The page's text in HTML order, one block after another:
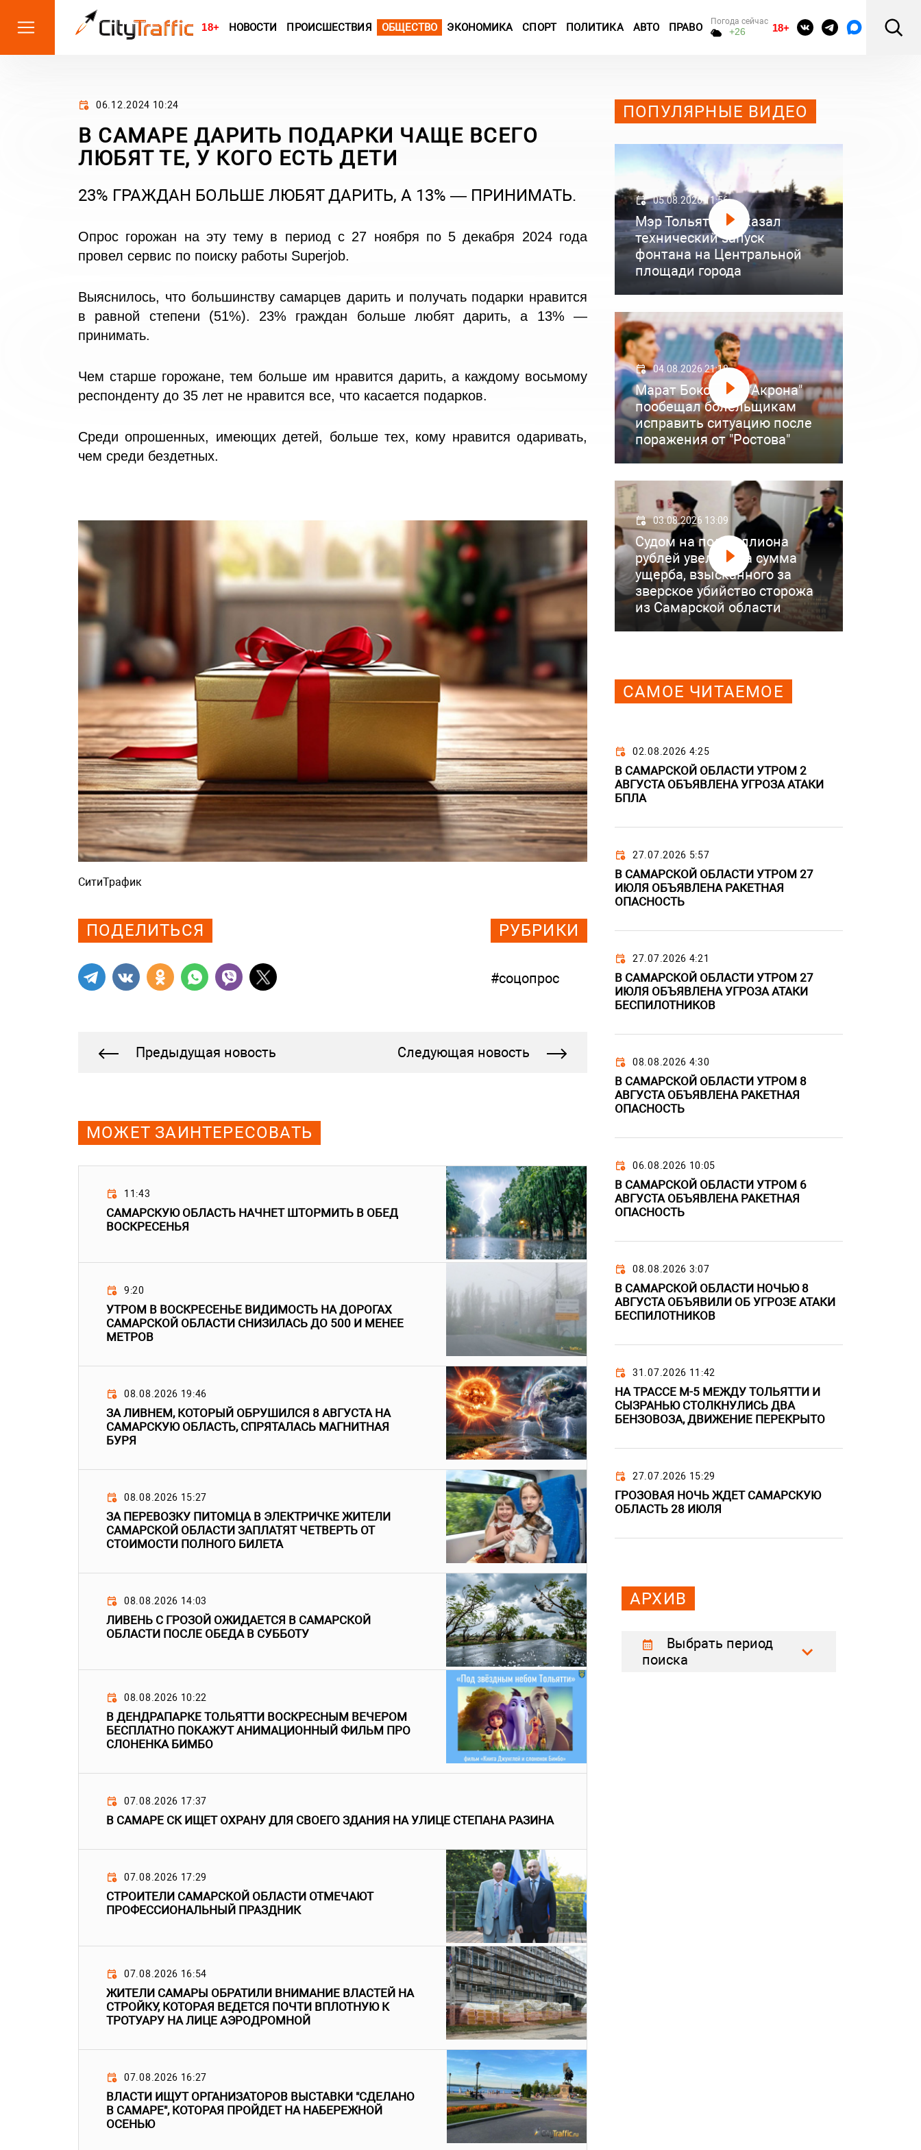
18+ НОВОСТИ ПРОИСШЕСТВИЯ ОБЩЕСТВО ЭКОНОМИКА СПОРТ ПОЛИТИКА АВТО ПРАВО Погода сейчас
+26 18+
06.12.2024 10:24
В САМАРЕ ДАРИТЬ ПОДАРКИ ЧАЩЕ ВСЕГО
ЛЮБЯТ ТЕ, У КОГО ЕСТЬ ДЕТИ
23% ГРАЖДАН БОЛЬШЕ ЛЮБЯТ ДАРИТЬ, А 13% — ПРИНИМАТЬ.
Опрос горожан на эту тему в период с 27 ноября по 5 декабря 2024 года
провел сервис по поиску работы Superjob.
Выяснилось, что большинству самарцев дарить и получать подарки нравится
в равной степени (51%). 23% граждан больше любят дарить, а 13% —
принимать.
Чем старше горожане, тем больше им нравится дарить, а каждому восьмому
респонденту до 35 лет не нравится все, что касается подарков.
Среди опрошенных, имеющих детей, больше тех, кому нравится одаривать,
чем среди бездетных.
СитиТрафик
ПОДЕЛИТЬСЯ РУБРИКИ
#соцопрос
Предыдущая новость Следующая новость
МОЖЕТ ЗАИНТЕРЕСОВАТЬ
11:43
САМАРСКУЮ ОБЛАСТЬ НАЧНЕТ ШТОРМИТЬ В ОБЕД
ВОСКРЕСЕНЬЯ
9:20
УТРОМ В ВОСКРЕСЕНЬЕ ВИДИМОСТЬ НА ДОРОГАХ
САМАРСКОЙ ОБЛАСТИ СНИЗИЛАСЬ ДО 500 И МЕНЕЕ
МЕТРОВ
08.08.2026 19:46
ЗА ЛИВНЕМ, КОТОРЫЙ ОБРУШИЛСЯ 8 АВГУСТА НА
САМАРСКУЮ ОБЛАСТЬ, СПРЯТАЛАСЬ МАГНИТНАЯ
БУРЯ
08.08.2026 15:27
ЗА ПЕРЕВОЗКУ ПИТОМЦА В ЭЛЕКТРИЧКЕ ЖИТЕЛИ
САМАРСКОЙ ОБЛАСТИ ЗАПЛАТЯТ ЧЕТВЕРТЬ ОТ
СТОИМОСТИ ПОЛНОГО БИЛЕТА
08.08.2026 14:03
ЛИВЕНЬ С ГРОЗОЙ ОЖИДАЕТСЯ В САМАРСКОЙ
ОБЛАСТИ ПОСЛЕ ОБЕДА В СУББОТУ
08.08.2026 10:22
В ДЕНДРАПАРКЕ ТОЛЬЯТТИ ВОСКРЕСНЫМ ВЕЧЕРОМ
БЕСПЛАТНО ПОКАЖУТ АНИМАЦИОННЫЙ ФИЛЬМ ПРО
СЛОНЕНКА БИМБО
07.08.2026 17:37
В САМАРЕ СК ИЩЕТ ОХРАНУ ДЛЯ СВОЕГО ЗДАНИЯ НА УЛИЦЕ СТЕПАНА РАЗИНА
07.08.2026 17:29
СТРОИТЕЛИ САМАРСКОЙ ОБЛАСТИ ОТМЕЧАЮТ
ПРОФЕССИОНАЛЬНЫЙ ПРАЗДНИК
07.08.2026 16:54
ЖИТЕЛИ САМАРЫ ОБРАТИЛИ ВНИМАНИЕ ВЛАСТЕЙ НА
СТРОЙКУ, КОТОРАЯ ВЕДЕТСЯ ПОЧТИ ВПЛОТНУЮ К
ТРОТУАРУ НА ЛИЦЕ АЭРОДРОМНОЙ
07.08.2026 16:27
ВЛАСТИ ИЩУТ ОРГАНИЗАТОРОВ ВЫСТАВКИ "СДЕЛАНО
В САМАРЕ", КОТОРАЯ ПРОЙДЕТ НА НАБЕРЕЖНОЙ
ОСЕНЬЮ
ПОПУЛЯРНЫЕ ВИДЕО
05.08.2026 11:56
Мэр Тольятти показал
технический запуск
фонтана на Центральной
площади города
04.08.2026 21:18
Марат Бокоев из "Акрона"
пообещал болельщикам
исправить ситуацию после
поражения от "Ростова"
03.08.2026 13:09
Судом на полмиллиона
рублей увеличена сумма
ущерба, взысканного за
зверское убийство сторожа
из Самарской области
САМОЕ ЧИТАЕМОЕ
02.08.2026 4:25
В САМАРСКОЙ ОБЛАСТИ УТРОМ 2
АВГУСТА ОБЪЯВЛЕНА УГРОЗА АТАКИ
БПЛА
27.07.2026 5:57
В САМАРСКОЙ ОБЛАСТИ УТРОМ 27
ИЮЛЯ ОБЪЯВЛЕНА РАКЕТНАЯ
ОПАСНОСТЬ
27.07.2026 4:21
В САМАРСКОЙ ОБЛАСТИ УТРОМ 27
ИЮЛЯ ОБЪЯВЛЕНА УГРОЗА АТАКИ
БЕСПИЛОТНИКОВ
08.08.2026 4:30
В САМАРСКОЙ ОБЛАСТИ УТРОМ 8
АВГУСТА ОБЪЯВЛЕНА РАКЕТНАЯ
ОПАСНОСТЬ
06.08.2026 10:05
В САМАРСКОЙ ОБЛАСТИ УТРОМ 6
АВГУСТА ОБЪЯВЛЕНА РАКЕТНАЯ
ОПАСНОСТЬ
08.08.2026 3:07
В САМАРСКОЙ ОБЛАСТИ НОЧЬЮ 8
АВГУСТА ОБЪЯВИЛИ ОБ УГРОЗЕ АТАКИ
БЕСПИЛОТНИКОВ
31.07.2026 11:42
НА ТРАССЕ М-5 МЕЖДУ ТОЛЬЯТТИ И
СЫЗРАНЬЮ СТОЛКНУЛИСЬ ДВА
БЕНЗОВОЗА, ДВИЖЕНИЕ ПЕРЕКРЫТО
27.07.2026 15:29
ГРОЗОВАЯ НОЧЬ ЖДЕТ САМАРСКУЮ
ОБЛАСТЬ 28 ИЮЛЯ
АРХИВ
Выбрать период
поиска